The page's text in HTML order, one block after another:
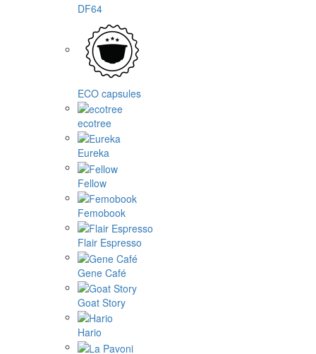
DF64
ECO capsules
ecotree
Eureka
Fellow
Femobook
Flair Espresso
Gene Café
Goat Story
Hario